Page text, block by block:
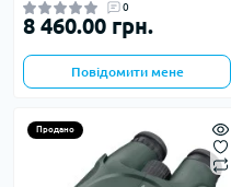
0
8 460.00 грн.
Повідомити мене
Продано